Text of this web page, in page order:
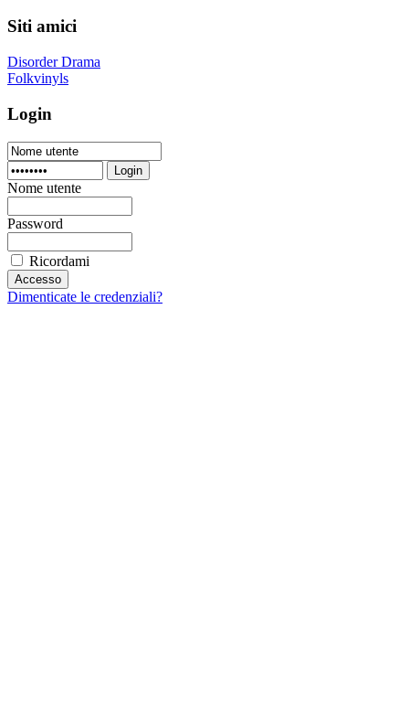
Siti amici
Disorder Drama
Folkvinyls
Login
Login
Nome utente
Password
Ricordami
Dimenticate le credenziali?